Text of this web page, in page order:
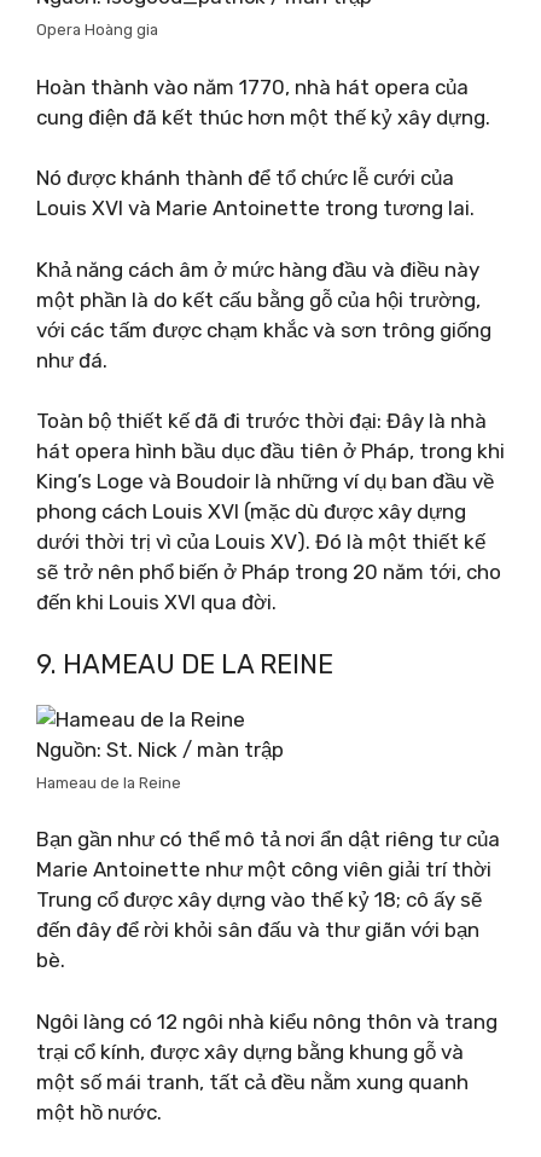
Opera Hoàng gia
Hoàn thành vào năm 1770, nhà hát opera của
cung điện đã kết thúc hơn một thế kỷ xây dựng.
Nó được khánh thành để tổ chức lễ cưới của
Louis XVI và Marie Antoinette trong tương lai.
Khả năng cách âm ở mức hàng đầu và điều này
một phần là do kết cấu bằng gỗ của hội trường,
với các tấm được chạm khắc và sơn trông giống
như đá.
Toàn bộ thiết kế đã đi trước thời đại: Đây là nhà
hát opera hình bầu dục đầu tiên ở Pháp, trong khi
King’s Loge và Boudoir là những ví dụ ban đầu về
phong cách Louis XVI (mặc dù được xây dựng
dưới thời trị vì của Louis XV). Đó là một thiết kế
sẽ trở nên phổ biến ở Pháp trong 20 năm tới, cho
đến khi Louis XVI qua đời.
9. HAMEAU DE LA REINE
Nguồn: St. Nick / màn trập
Hameau de la Reine
Bạn gần như có thể mô tả nơi ẩn dật riêng tư của
Marie Antoinette như một công viên giải trí thời
Trung cổ được xây dựng vào thế kỷ 18; cô ấy sẽ
đến đây để rời khỏi sân đấu và thư giãn với bạn
bè.
Ngôi làng có 12 ngôi nhà kiểu nông thôn và trang
trại cổ kính, được xây dựng bằng khung gỗ và
một số mái tranh, tất cả đều nằm xung quanh
một hồ nước.